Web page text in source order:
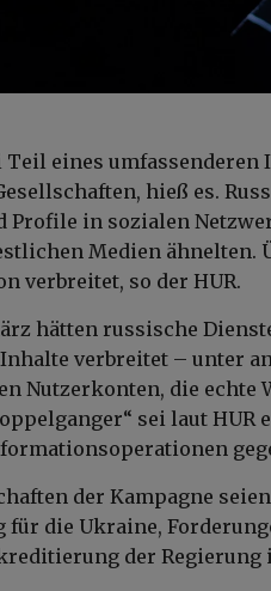
Teil eines
hieß es.
Profile in sozialen
Medien ähnelten.
verbreitet, so der HUR.
hätten russische
verbreitet – unter
Nutzerkonten, die
sei laut
der Kampagne
für die Ukraine,
der Regierung